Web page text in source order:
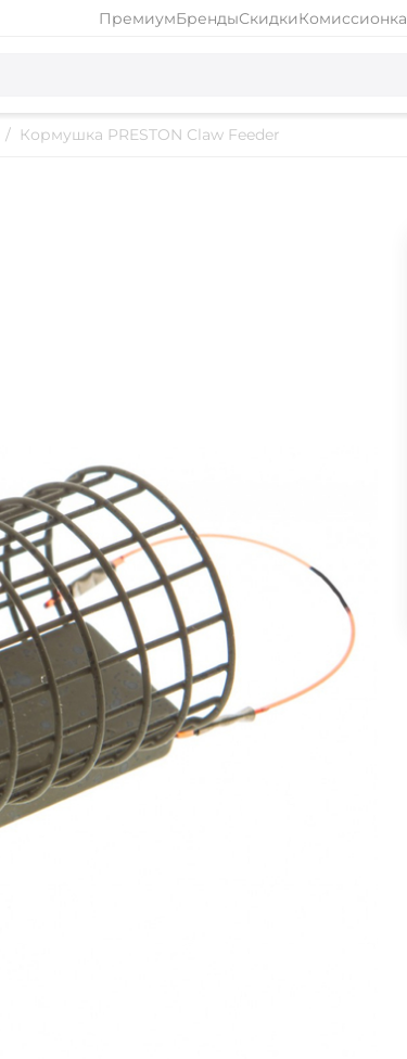
ПремиумБрендыСкидкиКомиссионка
/ Кормушка PRESTON Claw Feeder